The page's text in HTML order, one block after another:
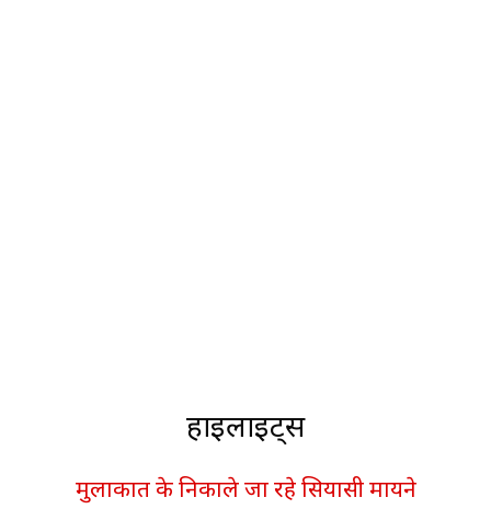
हाइलाइट्स
मुलाकात के निकाले जा रहे सियासी मायने